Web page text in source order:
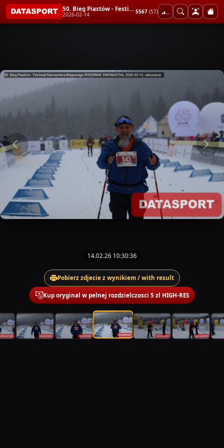
50. Bieg Piastów - Festiwal Narciarstwa Biegowego RODZINNA DWUNASTKA
2026-02-14 5567 (57)
14.02.26 10:30:36
Pobierz zdjecie z wynikiem / with result
Kup oryginal w pelnej rozdzielczosci 5 zl HIGH-RES